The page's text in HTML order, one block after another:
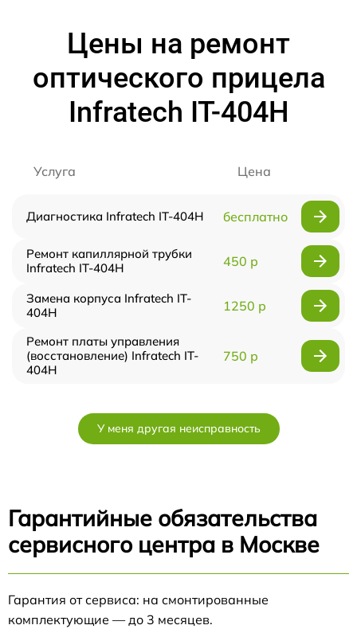
Цены на ремонт
оптического прицела
Infratech IT-404H
Услуга Цена
Диагностика Infratech IT-404H бесплатно
Ремонт капиллярной трубки
Infratech IT-404H
450 р
Замена корпуса Infratech IT-
404H
1250 р
Ремонт платы управления
(восстановление) Infratech IT-
404H
750 р
У меня другая неисправность
Гарантийные обязательства
сервисного центра в Москве
Гарантия от сервиса: на смонтированные
комплектующие — до 3 месяцев.